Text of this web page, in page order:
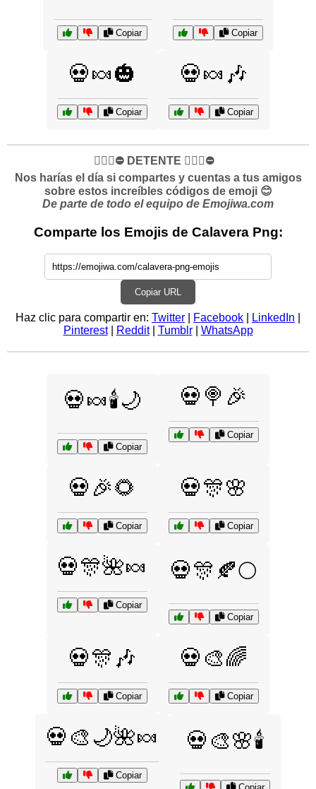
Copiar Copiar
💀🍬🎃
Copiar
💀🍬🎶
Copiar
✋🏻🛑⛔️ DETENTE ✋🏻🛑⛔️
Nos harías el día si compartes y cuentas a tus amigos
sobre estos increíbles códigos de emoji 😊
De parte de todo el equipo de Emojiwa.com
Comparte los Emojis de Calavera Png:
Copiar URL
Haz clic para compartir en: Twitter Facebook LinkedIn
Pinterest| Reddit| Tumblr| WhatsApp
💀🍬🕯️🌙
Copiar
💀🍭🎉
Copiar
💀🎉🌻
Copiar
💀🎊🌸
Copiar
💀🎊🌺🍬
Copiar
💀🎊🍂🌕
Copiar
💀🎊🎶
Copiar
💀🎨🌈
Copiar
💀🎨🌙🌺🍬
Copiar
💀🎨🌸🕯️